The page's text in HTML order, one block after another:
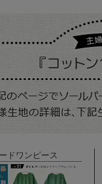
ドワンピース